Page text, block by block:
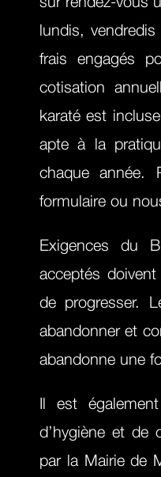
lundis,
frais engagés
cotisation
karaté est
apte à la
chaque année.
formulaire ou
Exigences du
acceptés
de progresser.
abandonner et
abandonne une
Il est
d’hygiène et de
par la Mairie de